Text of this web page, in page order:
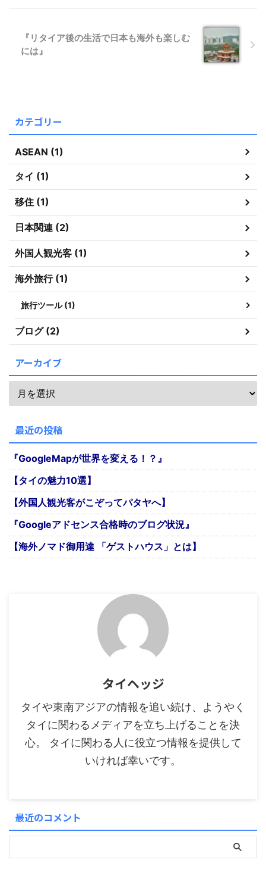
『リタイア後の生活で日本も海外も楽しむ
には』
カテゴリー
ASEAN (1)
タイ (1)
移住 (1)
日本関連 (2)
外国人観光客 (1)
海外旅行 (1)
旅行ツール (1)
ブログ (2)
アーカイブ
最近の投稿
『GoogleMapが世界を変える！？』
【タイの魅力10選】
【外国人観光客がこぞってパタヤへ】
『Googleアドセンス合格時のブログ状況』
【海外ノマド御用達 「ゲストハウス」とは】
タイヘッジ
タイや東南アジアの情報を追い続け、ようやく
タイに関わるメディアを立ち上げることを決
心。 タイに関わる人に役立つ情報を提供して
いければ幸いです。
最近のコメント